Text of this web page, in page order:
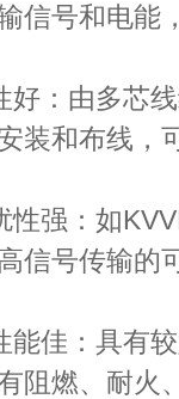
信号和电能
好：由多芯
装和布线，
性强：如
信号传输的
能佳：具有
阻燃、耐火